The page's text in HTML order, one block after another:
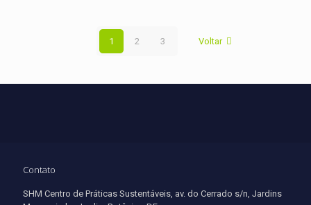
1 2 3 Voltar
Contato
SHM Centro de Práticas Sustentáveis, av. do Cerrado s/n, Jardins